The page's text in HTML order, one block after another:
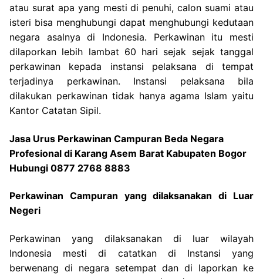
atau surat apa yang mesti di penuhi, calon suami atau
isteri bisa menghubungi dapat menghubungi kedutaan
negara asalnya di Indonesia. Perkawinan itu mesti
dilaporkan lebih lambat 60 hari sejak sejak tanggal
perkawinan kepada instansi pelaksana di tempat
terjadinya perkawinan. Instansi pelaksana bila
dilakukan perkawinan tidak hanya agama Islam yaitu
Kantor Catatan Sipil.
Jasa Urus Perkawinan Campuran Beda Negara
Profesional di Karang Asem Barat Kabupaten Bogor
Hubungi 0877 2768 8883
Perkawinan Campuran yang dilaksanakan di Luar
Negeri
Perkawinan yang dilaksanakan di luar wilayah
Indonesia mesti di catatkan di Instansi yang
berwenang di negara setempat dan di laporkan ke